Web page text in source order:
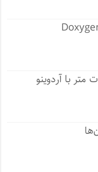
با آردوینو